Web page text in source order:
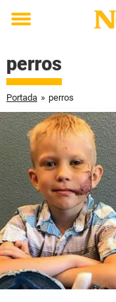
Toggle
perros
Portada » perros